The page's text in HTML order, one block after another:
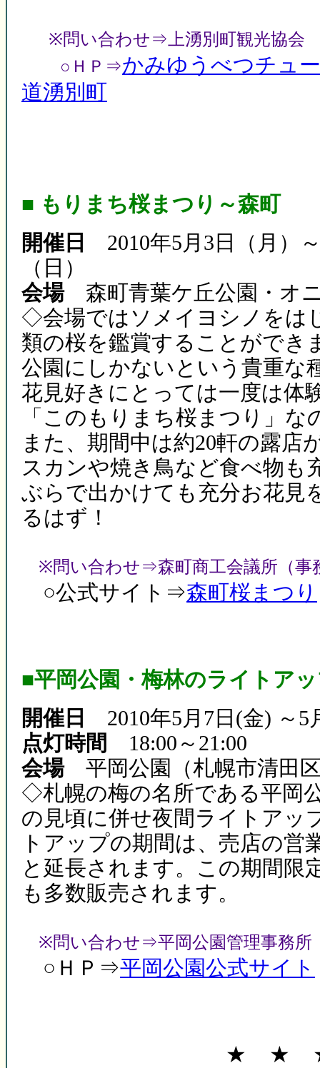
※問い合わせ⇒上湧別町観光協会
○ＨＰ⇒かみゆうべつチュ
道湧別町
■ もりまち桜まつり～森町
開催日
2010年5月3日（月）
（日）
会場森町青葉ケ丘公園・オ
◇会場ではソメイヨシノをは
類の桜を鑑賞することができ
公園にしかないという貴重な
花見好きにとっては一度は体
「このもりまち桜まつり」な
また、期間中は約20軒の露店
スカンや焼き鳥など食べ物も
ぶらで出かけても充分お花見
るはず！
※問い合わせ⇒森町商工会議所（事
○公式サイト⇒森町桜まつり
■平岡公園・梅林のライトア
開催日
2010年5月7日(金) ～5
点灯時間
18:00～21:00
会場平岡公園（札幌市清田
◇札幌の梅の名所である平岡
の見頃に併せ夜間ライトアッ
トアップの期間は、売店の営
と延長されます。この期間限
も多数販売されます。
※問い合わせ⇒平岡公園管理事務所
○ＨＰ⇒平岡公園公式サイト
★ ★